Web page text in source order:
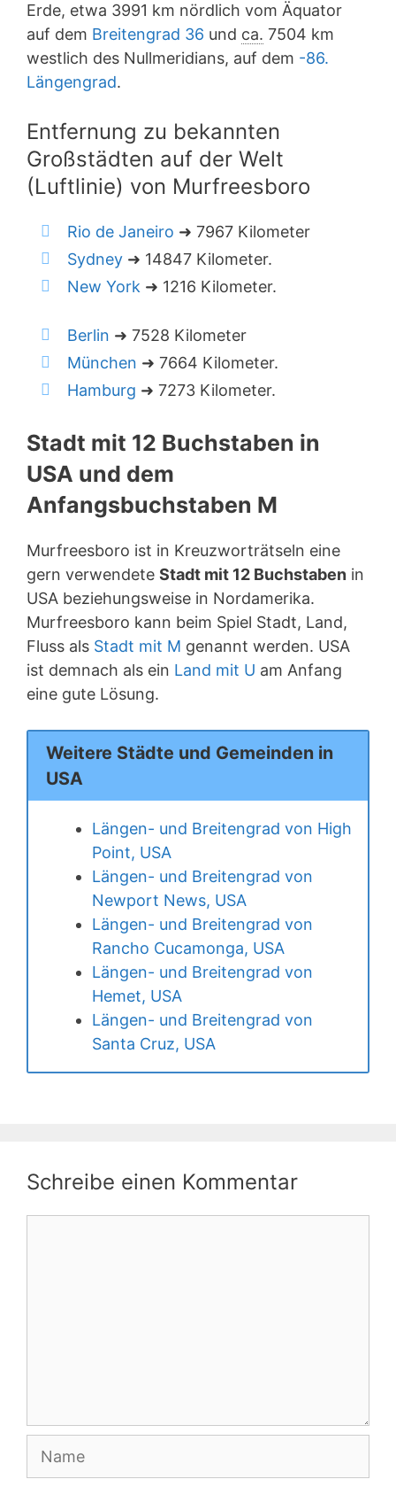
Erde, etwa 3991 km nördlich vom Äquator
auf dem Breitengrad 36 und ca. 7504 km
westlich des Nullmeridians, auf dem -86.
Längengrad.
Entfernung zu bekannten
Großstädten auf der Welt
(Luftlinie) von Murfreesboro
Rio de Janeiro ➜ 7967 Kilometer
Sydney ➜ 14847 Kilometer.
New York ➜ 1216 Kilometer.
Berlin ➜ 7528 Kilometer
München ➜ 7664 Kilometer.
Hamburg ➜ 7273 Kilometer.
Stadt mit 12 Buchstaben in
USA und dem
Anfangsbuchstaben M
Murfreesboro ist in Kreuzworträtseln eine
gern verwendete Stadt mit 12 Buchstaben in
USA beziehungsweise in Nordamerika.
Murfreesboro kann beim Spiel Stadt, Land,
Fluss als Stadt mit M genannt werden. USA
ist demnach als ein Land mit U am Anfang
eine gute Lösung.
Weitere Städte und Gemeinden in
USA
Längen- und Breitengrad von High
Point, USA
Längen- und Breitengrad von
Newport News, USA
Längen- und Breitengrad von
Rancho Cucamonga, USA
Längen- und Breitengrad von
Hemet, USA
Längen- und Breitengrad von
Santa Cruz, USA
Schreibe einen Kommentar